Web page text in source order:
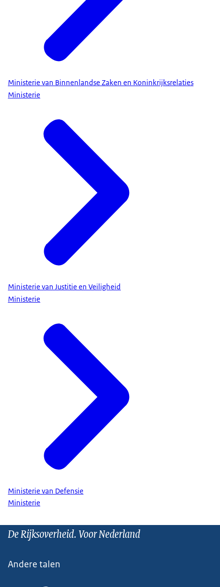
Ministerie van Binnenlandse Zaken en Koninkrijksrelaties
Ministerie
Ministerie van Justitie en Veiligheid
Ministerie
Ministerie van Defensie
Ministerie
De Rijksoverheid. Voor Nederland
Andere talen